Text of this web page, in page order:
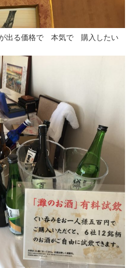
出る価格で 本気で 購入したい